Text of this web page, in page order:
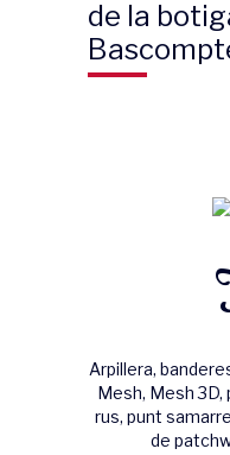
de la
Arpillera,
Mesh, Mesh 3D,
rus, punt
de